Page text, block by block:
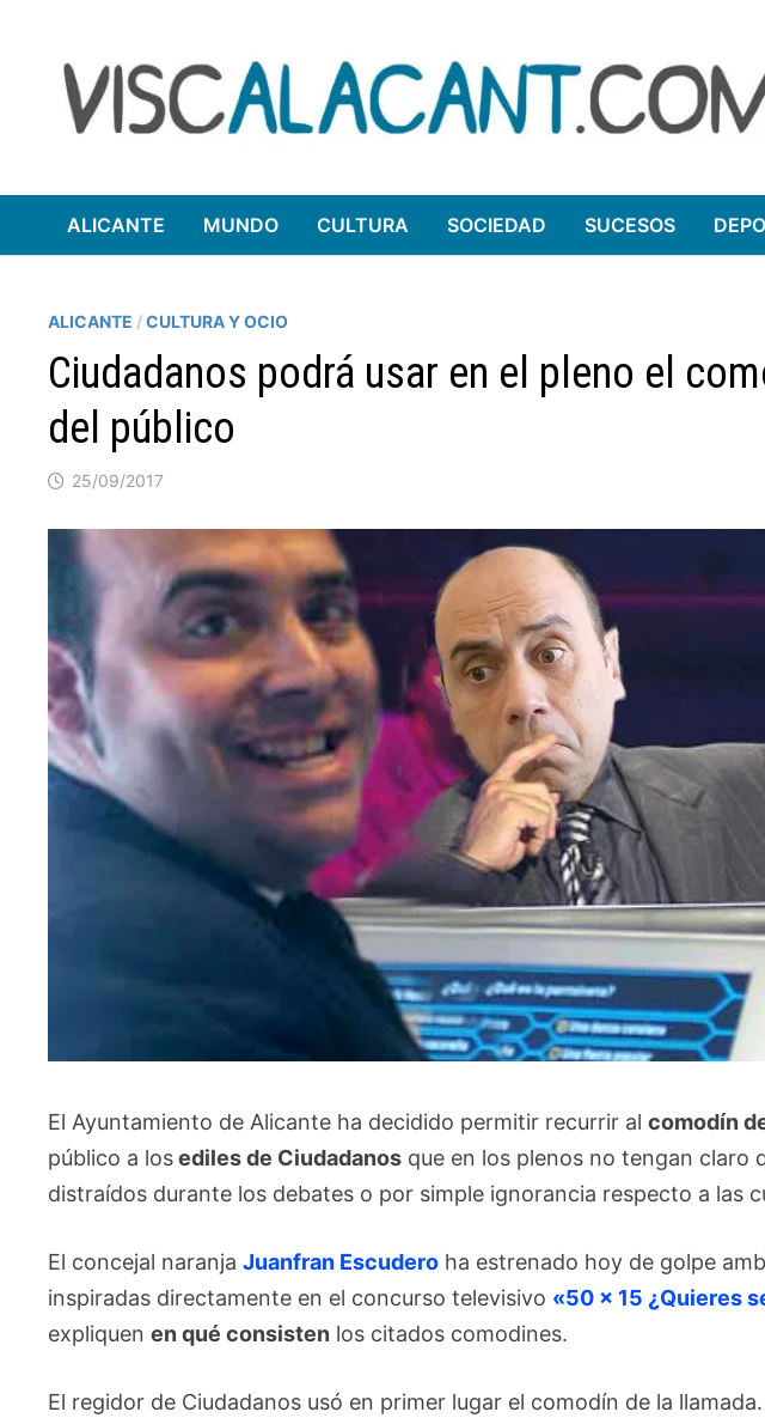
contenido
ALICANTE MUNDO CULTURA SOCIEDAD SUCESOS
ALICANTE /CULTURA Y OCIO
Ciudadanos podrá usar en el pleno el
del público
25/09/2017
El Ayuntamiento de Alicante ha decidido permitir recurrir alcomodín
público a losediles de Ciudadanos que en los plenos no tengan claro
distraídos durante los debates o por simple ignorancia respecto a las
El concejal naranjaJuanfran Escudero ha estrenado hoy de golpe
inspiradas directamente en el concurso televisivo «50 x 15 ¿Quieres
expliquenen qué consisten los citados comodines.
El regidor de Ciudadanos usó en primer lugar el comodín de la